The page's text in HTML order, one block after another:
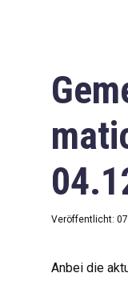
Veröffentlicht:
Anbei die